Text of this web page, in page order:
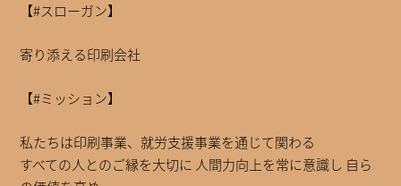
【#スローガン】
寄り添える印刷会社
【#ミッション】
私たちは印刷事業、就労支援事業を通じて関わる
すべての人とのご縁を大切に 人間力向上を常に意識し 自ら